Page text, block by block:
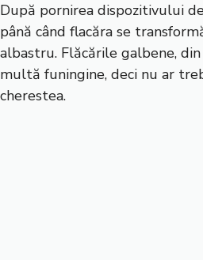
După pornirea dispozitivului
până când flacăra se
albastru. Flăcările galbene,
multă funingine, deci nu ar
cherestea.